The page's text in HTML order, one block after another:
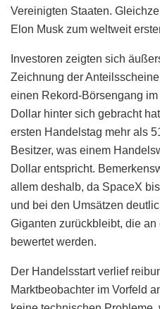
Vereinigten Staaten.
Elon Musk zum weltweit
Investoren zeigten sich
Zeichnung der
einen Rekord-Börsengang
Dollar hinter sich gebracht
ersten Handelstag mehr als
Besitzer, was einem
Dollar entspricht.
allem deshalb, da SpaceX
und bei den Umsätzen
Giganten zurückbleibt, die
bewertet werden.
Der Handelsstart verlief
Marktbeobachter im Vorfeld